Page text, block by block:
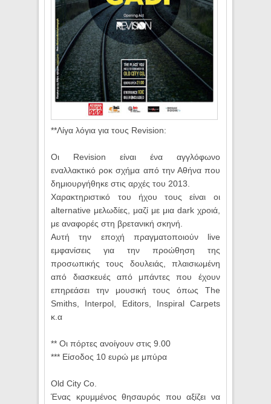
**Λίγα λόγια για τους Revision:
Οι Revision είναι ένα αγγλόφωνο
εναλλακτικό ροκ σχήμα από την Αθήνα που
δημιουργήθηκε στις αρχές του 2013.
Χαρακτηριστικό του ήχου τους είναι οι
alternative μελωδίες, μαζί με μια dark χροιά,
με αναφορές στη βρετανική σκηνή.
Αυτή την εποχή πραγματοποιούν live
εμφανίσεις για την προώθηση της
προσωπικής τους δουλειάς, πλαισιωμένη
από διασκευές από μπάντες που έχουν
επηρεάσει την μουσική τους όπως The
Smiths, Interpol, Editors, Inspiral Carpets
κ.α
** Οι πόρτες ανοίγουν στις 9.00
*** Είσοδος 10 ευρώ με μπύρα
Old City Co.
Ένας κρυμμένος θησαυρός που αξίζει να